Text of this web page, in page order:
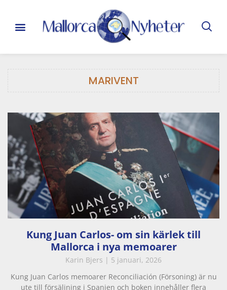
MARIVENT
Kung Juan Carlos- om sin kärlek till
Mallorca i nya memoarer
Karin Bjers
5 januari, 2026
Kung Juan Carlos memoarer Reconciliación (Försoning) är nu
ute till försäljning i Spanien och boken innehåller flera